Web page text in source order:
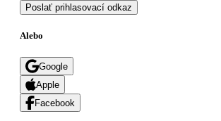
Poslať prihlasovací odkaz
Alebo
Google
Apple
Facebook